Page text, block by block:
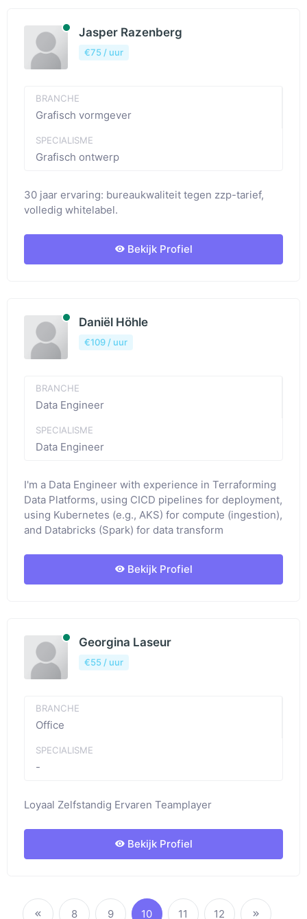
Beschibaar
Jasper Razenberg
€75 / uur
BRANCHE
Grafisch vormgever
SPECIALISME
Grafisch ontwerp
30 jaar ervaring: bureaukwaliteit tegen zzp-tarief,
volledig whitelabel.
Bekijk Profiel
Beschibaar
Daniël Höhle
€109 / uur
BRANCHE
Data Engineer
SPECIALISME
Data Engineer
I'm a Data Engineer with experience in Terraforming
Data Platforms, using CICD pipelines for deployment,
using Kubernetes (e.g., AKS) for compute (ingestion),
and Databricks (Spark) for data transform
Bekijk Profiel
Beschibaar
Georgina Laseur
€55 / uur
BRANCHE
Office
SPECIALISME
-
Loyaal Zelfstandig Ervaren Teamplayer
Bekijk Profiel
8 9 10 11 12